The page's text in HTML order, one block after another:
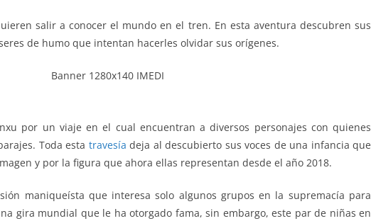
salir a conocer el mundo en el tren. En esta aventura descubren sus
de humo que intentan hacerles olvidar sus orígenes.
por un viaje en el cual encuentran a diversos personajes con quienes
Toda esta travesía deja al descubierto sus voces de una infancia que
y por la figura que ahora ellas representan desde el año 2018.
maniqueísta que interesa solo algunos grupos en la supremacía para
gira mundial que le ha otorgado fama, sin embargo, este par de niñas en